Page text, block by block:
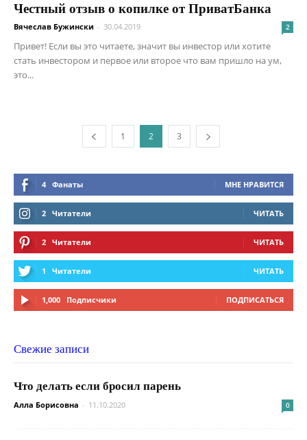
Честный отзыв о копилке от ПриватБанка
Вячеслав Бужински - 30.04.2019 2
Привет! Если вы это читаете, значит вы инвестор или хотите
стать инвестором и первое или второе что вам пришло на ум,
это...
1 2 3
4 Фанаты МНЕ НРАВИТСЯ
2 Читатели ЧИТАТЬ
2 Читатели ЧИТАТЬ
1 Читатели ЧИТАТЬ
1,000 Подписчики ПОДПИСАТЬСЯ
Свежие записи
Что делать если бросил парень
Алла Борисовна - 11.10.2020 0